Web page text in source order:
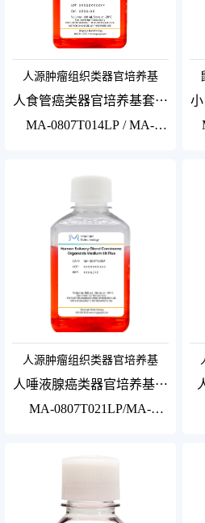
人源肿瘤组织类器官培养基
人食管癌类器官培养基套装
Plus
MA-0807T014LP / MA-
0807T014SP
人源肿瘤组织类器官培养基
人唾液腺癌类器官培养基套
装Plus
MA-0807T021LP/MA-
0807T021SP